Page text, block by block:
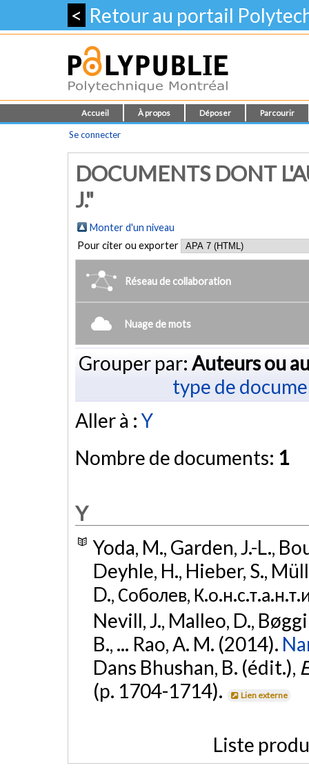
< Retour au portail
Accueil À propos Déposer Parcourir
Se connecter
DOCUMENTS DONT
J."
Monter d'un niveau
Pour citer ou exporter
Réseau de collaboration
Nuage de mots
Grouper par: Auteurs ou
type de
Aller à :Y
Nombre de documents: 1
Y
Yoda, M., Garden, J.-L.,
Deyhle, H., Hieber, S.,
D., Соболев,
Nevill, J., Malleo, D.,
B., ... Rao, A. M. (2014).
Dans Bhushan, B. (édit.),
(p. 1704-1714).
Lien externe
Liste